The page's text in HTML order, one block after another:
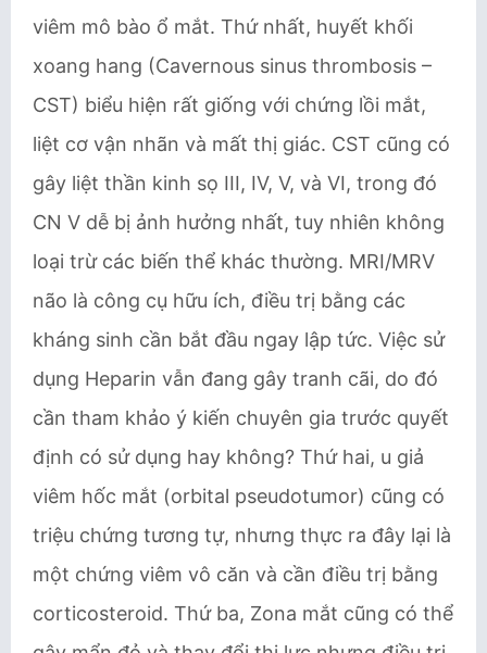
viêm mô bào ổ mắt. Thứ nhất, huyết khối
xoang hang (Cavernous sinus thrombosis –
CST) biểu hiện rất giống với chứng lồi mắt,
liệt cơ vận nhãn và mất thị giác. CST cũng có
gây liệt thần kinh sọ III, IV, V, và VI, trong đó
CN V dễ bị ảnh hưởng nhất, tuy nhiên không
loại trừ các biến thể khác thường. MRI/MRV
não là công cụ hữu ích, điều trị bằng các
kháng sinh cần bắt đầu ngay lập tức. Việc sử
dụng Heparin vẫn đang gây tranh cãi, do đó
cần tham khảo ý kiến chuyên gia trước quyết
định có sử dụng hay không? Thứ hai, u giả
viêm hốc mắt (orbital pseudotumor) cũng có
triệu chứng tương tự, nhưng thực ra đây lại là
một chứng viêm vô căn và cần điều trị bằng
corticosteroid. Thứ ba, Zona mắt cũng có thể